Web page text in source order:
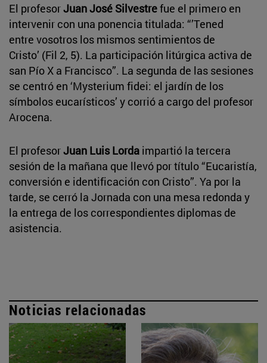
El profesorJuan José Silvestrefue el primero en
intervenir con una ponencia titulada: “’Tened
entre vosotros los mismos sentimientos de
Cristo’ (Fil 2, 5). La participación litúrgica activa de
san Pío X a Francisco”. La segunda de las sesiones
se centró en ‘Mysterium fidei: el jardín de los
símbolos eucarísticos’ y corrió a cargo del profesor
Arocena.
El profesorJuan Luis Lorda impartió la tercera
sesión de la mañana que llevó por título “Eucaristía,
conversión e identificación con Cristo”. Ya por la
tarde, se cerró la Jornada con una mesa redonda y
la entrega de los correspondientes diplomas de
asistencia.
Noticias relacionadas